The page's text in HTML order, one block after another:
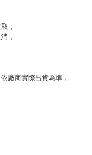
，
，
廠商實際出貨為準，